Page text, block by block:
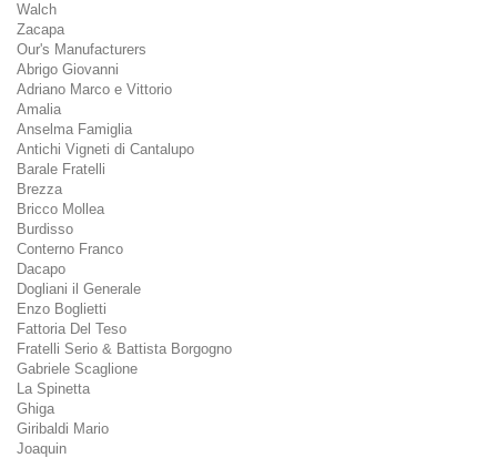
Walch
Zacapa
Our's Manufacturers
Abrigo Giovanni
Adriano Marco e Vittorio
Amalia
Anselma Famiglia
Antichi Vigneti di Cantalupo
Barale Fratelli
Brezza
Bricco Mollea
Burdisso
Conterno Franco
Dacapo
Dogliani il Generale
Enzo Boglietti
Fattoria Del Teso
Fratelli Serio & Battista Borgogno
Gabriele Scaglione
La Spinetta
Ghiga
Giribaldi Mario
Joaquin